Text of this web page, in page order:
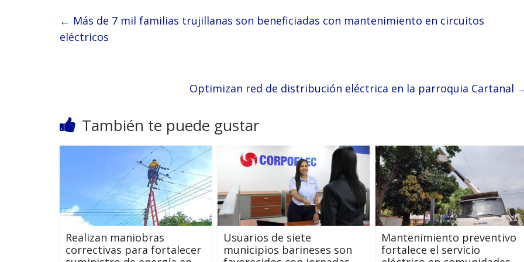
← Más de 7 mil familias trujillanas son beneficiadas con mantenimiento en circuitos
eléctricos
Optimizan red de distribución eléctrica en la parroquia Cartanal
También te puede gustar
Realizan maniobras
correctivas para fortalecer
Usuarios de siete
municipios barineses son
Mantenimiento preventivo
fortalece el servicio